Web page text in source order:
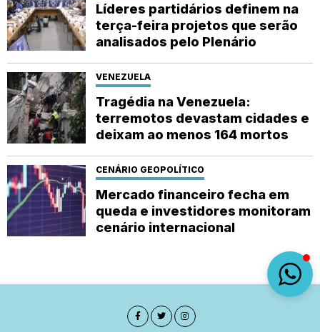
Líderes partidários definem na
terça-feira projetos que serão
analisados pelo Plenário
VENEZUELA
Tragédia na Venezuela:
terremotos devastam cidades e
deixam ao menos 164 mortos
CENÁRIO GEOPOLÍTICO
Mercado financeiro fecha em
queda e investidores monitoram
cenário internacional